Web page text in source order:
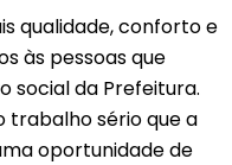
qualidade, conforto e
às pessoas que
social da Prefeitura.
trabalho sério que a
oportunidade de